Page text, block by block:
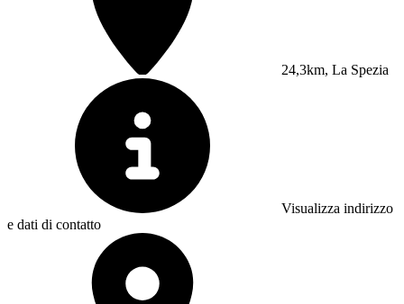
24,3km, La Spezia
Visualizza indirizzo
e dati di contatto